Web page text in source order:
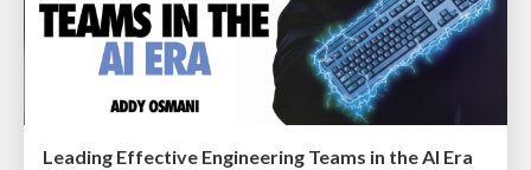
Leading Effective Engineering Teams in the AI Era